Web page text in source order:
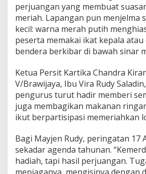
perjuangan yang membuat
meriah. Lapangan pun menjelma
kecil: warna merah putih
peserta memakai ikat kepala atau
bendera berkibar di bawah sinar
Ketua Persit Kartika Chandra
V/Brawijaya, Ibu Vira Rudy
pengurus turut hadir memberi
juga membagikan makanan
ikut berpartisipasi memeriahkan
Bagi Mayjen Rudy, peringatan 17
sekadar agenda tahunan.
hadiah, tapi hasil perjuangan.